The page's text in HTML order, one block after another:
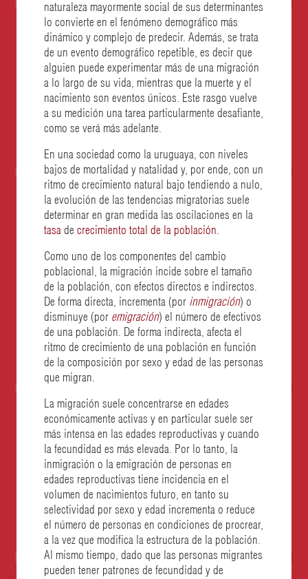
naturaleza mayormente social de sus determinantes
lo convierte en el fenómeno demográfico más
dinámico y complejo de predecir. Además, se trata
de un evento demográfico repetible, es decir que
alguien puede experimentar más de una migración
a lo largo de su vida, mientras que la muerte y el
nacimiento son eventos únicos. Este rasgo vuelve
a su medición una tarea particularmente desafiante,
como se verá más adelante.
En una sociedad como la uruguaya, con niveles
bajos de mortalidad y natalidad y, por ende, con un
ritmo de crecimiento natural bajo tendiendo a nulo,
la evolución de las tendencias migratorias suele
determinar en gran medida las oscilaciones en la
tasa de crecimiento total de la población
Como uno de los componentes del cambio
poblacional, la migración incide sobre el tamaño
de la población, con efectos directos e indirectos.
De forma directa, incrementa (por inmigración) o
disminuye (por emigración) el número de efectivos
de una población. De forma indirecta, afecta el
ritmo de crecimiento de una población en función
de la composición por sexo y edad de las personas
que migran.
La migración suele concentrarse en edades
económicamente activas y en particular suele ser
más intensa en las edades reproductivas y cuando
la fecundidad es más elevada. Por lo tanto, la
inmigración o la emigración de personas en
edades reproductivas tiene incidencia en el
volumen de nacimientos futuro, en tanto su
selectividad por sexo y edad incrementa o reduce
el número de personas en condiciones de procrear,
a la vez que modifica la estructura de la población.
Al mismo tiempo, dado que las personas migrantes
pueden tener patrones de fecundidad y de